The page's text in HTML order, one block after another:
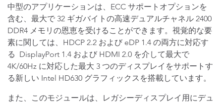
中型のアプリケーションは、ECC サポートオプションを
含む、最大で 32 ギガバイトの高速デュアルチャネル 2400
DDR4 メモリの恩恵を受けることができます。視覚的な要
素に関しては、HDCP 2.2 および eDP 1.4 の両方に対応す
る DisplayPort 1.4 および HDMI 2.0 を介して最大で
4K/60Hz に対応した最大 3 つのディスプレイをサポートす
る新しい Intel HD630 グラフィックスを搭載しています。
また、このモジュールは、レガシーディスプレイ用にデュ